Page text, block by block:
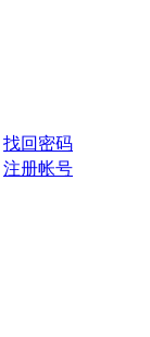
找回密码
注册帐号